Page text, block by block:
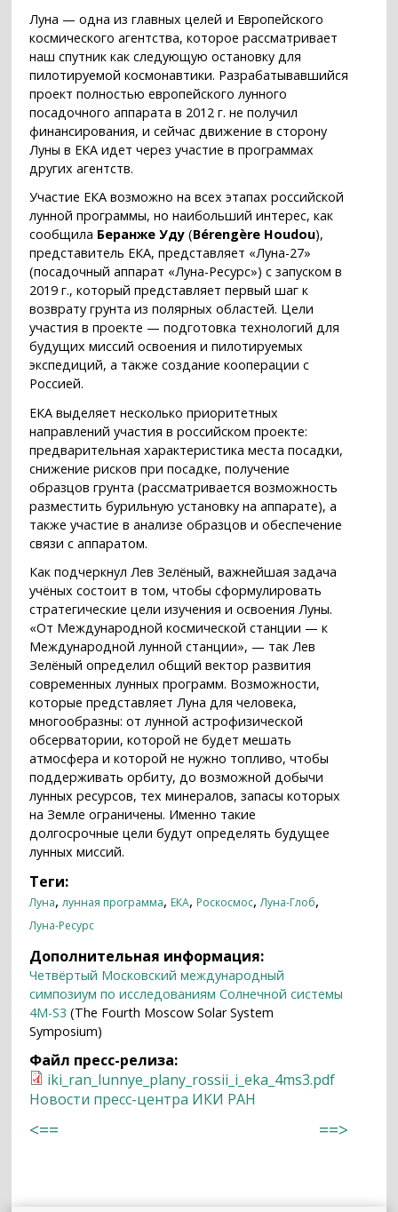
Луна — одна из главных целей и Европейского
космического агентства, которое рассматривает
наш спутник как следующую остановку для
пилотируемой космонавтики. Разрабатывавшийся
проект полностью европейского лунного
посадочного аппарата в 2012 г. не получил
финансирования, и сейчас движение в сторону
Луны в ЕКА идет через участие в программах
других агентств.
Участие ЕКА возможно на всех этапах российской
лунной программы, но наибольший интерес, как
сообщила Беранже Уду (Bérengère Houdou),
представитель ЕКА, представляет «Луна-27»
(посадочный аппарат «Луна-Ресурс») с запуском в
2019 г., который представляет первый шаг к
возврату грунта из полярных областей. Цели
участия в проекте — подготовка технологий для
будущих миссий освоения и пилотируемых
экспедиций, а также создание кооперации с
Россией.
ЕКА выделяет несколько приоритетных
направлений участия в российском проекте:
предварительная характеристика места посадки,
снижение рисков при посадке, получение
образцов грунта (рассматривается возможность
разместить бурильную установку на аппарате), а
также участие в анализе образцов и обеспечение
связи с аппаратом.
Как подчеркнул Лев Зелёный, важнейшая задача
учёных состоит в том, чтобы сформулировать
стратегические цели изучения и освоения Луны.
«От Международной космической станции — к
Международной лунной станции», — так Лев
Зелёный определил общий вектор развития
современных лунных программ. Возможности,
которые представляет Луна для человека,
многообразны: от лунной астрофизической
обсерватории, которой не будет мешать
атмосфера и которой не нужно топливо, чтобы
поддерживать орбиту, до возможной добычи
лунных ресурсов, тех минералов, запасы которых
на Земле ограничены. Именно такие
долгосрочные цели будут определять будущее
лунных миссий.
Теги:
Луна,лунная программа, ЕКА, Роскосмос,Луна-Глоб,
Луна-Ресурс
Дополнительная информация:
Четвёртый Московский международный
симпозиум по исследованиям Солнечной системы
4M-S3 (The Fourth Moscow Solar System
Symposium)
Файл пресс-релиза:
iki_ran_lunnye_plany_rossii_i_eka_4ms3.pdf
Новости пресс-центра ИКИ РАН
<== ==>